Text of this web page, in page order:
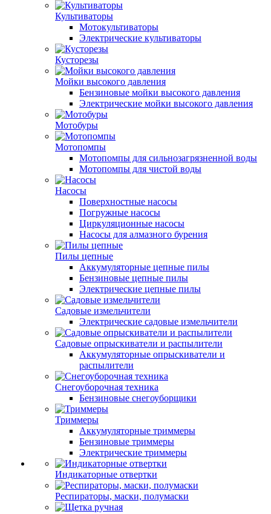
Культиваторы
Мотокультиваторы
Электрические культиваторы
Кусторезы
Мойки высокого давления
Бензиновые мойки высокого давления
Электрические мойки высокого давления
Мотобуры
Мотопомпы
Мотопомпы для сильнозагрязненной воды
Мотопомпы для чистой воды
Насосы
Поверхностные насосы
Погружные насосы
Циркуляционные насосы
Насосы для алмазного бурения
Пилы цепные
Аккумуляторные цепные пилы
Бензиновые цепные пилы
Электрические цепные пилы
Садовые измельчители
Электрические садовые измельчители
Садовые опрыскиватели и распылители
Аккумуляторные опрыскиватели и
распылители
Снегоуборочная техника
Бензиновые снегоуборщики
Триммеры
Аккумуляторные триммеры
Бензиновые триммеры
Электрические триммеры
Индикаторные отвертки
Респираторы, маски, полумаски